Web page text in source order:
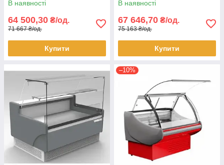
В наявності
64 500,30 ₴/од.
71 667 ₴/од.
Купити
В наявності
67 646,70 ₴/од.
75 163 ₴/од.
Купити
–10%